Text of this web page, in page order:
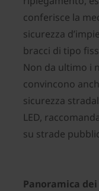
conferisce la
sicurezza
bracci di tipo
Non da ultimo i
convincono
sicurezza
LED,
su strade
Panoramica